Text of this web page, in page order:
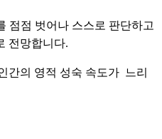
점점 벗어나 스스로 판단하고
전망합니다.
간의 영적 성숙 속도가 느리